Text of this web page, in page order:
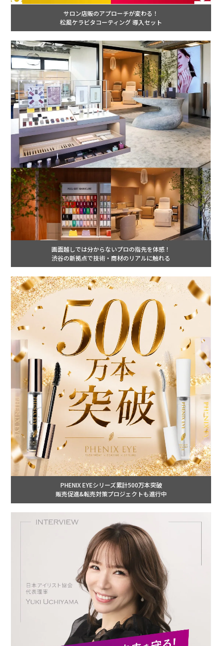
サロン店販のアプローチが変わる！
松風ケラビタコーティング 導入セット
画面越しでは分からないプロの指先を体感！
渋谷の新拠点で技術・商材のリアルに触れる
PHENIX EYEシリーズ累計500万本突破
販売促進&転売対策プロジェクトも進行中